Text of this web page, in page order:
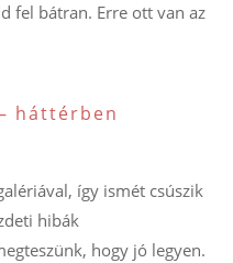
fel bátran. Erre ott van az
háttérben
így ismét csúszik
hibák
hogy jó legyen.